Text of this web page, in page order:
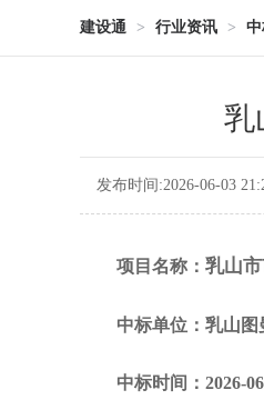
建设通 > 行业资讯 >
乳
发布时间:2026-06-03
项目名称： 乳山
中标单位：乳山图
中标时间：2026-